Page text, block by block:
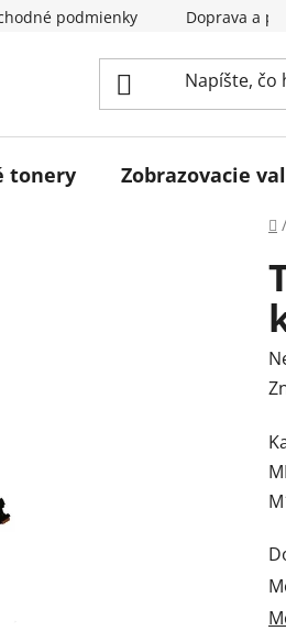
podmienky Doprava a
tonery Zobrazovacie
/
je
z